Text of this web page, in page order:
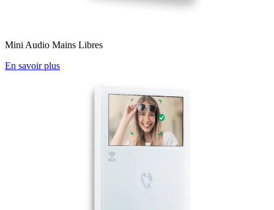
Mini Audio Mains Libres
En savoir plus